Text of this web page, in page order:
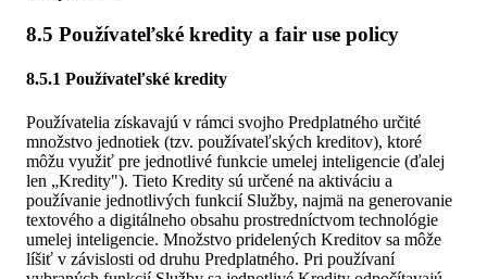
8.5 Používateľské kredity a fair use policy
8.5.1 Používateľské kredity
Používatelia získavajú v rámci svojho Predplatného určité
množstvo jednotiek (tzv. používateľských kreditov), ktoré
môžu využiť pre jednotlivé funkcie umelej inteligencie (ďalej
len „Kredity"). Tieto Kredity sú určené na aktiváciu a
používanie jednotlivých funkcií Služby, najmä na generovanie
textového a digitálneho obsahu prostredníctvom technológie
umelej inteligencie. Množstvo pridelených Kreditov sa môže
líšiť v závislosti od druhu Predplatného. Pri používaní